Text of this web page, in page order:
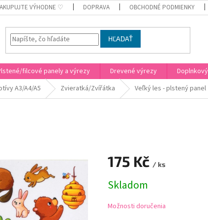
VÝHODNE ♡ DOPRAVA OBCHODNÉ PODMIENKY
HĽADAŤ
filcové panely a výrezy Drevené výrezy
A3/A4/A5 Zvieratká/Zvířátka Veľký les - plstený panel
175 Kč / ks
cena:
Skladom
Možnosti doručenia